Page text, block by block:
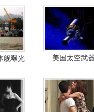
舰曝光 美国太空武器